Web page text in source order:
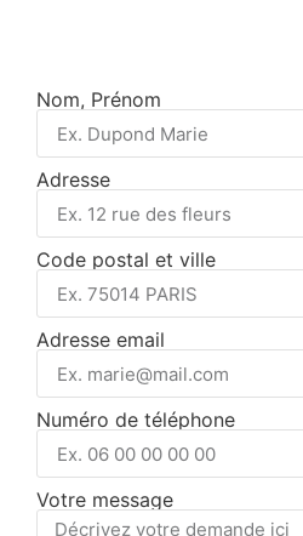
Nom, Prénom
Adresse
Code postal et ville
Adresse email
Numéro de téléphone
Votre message